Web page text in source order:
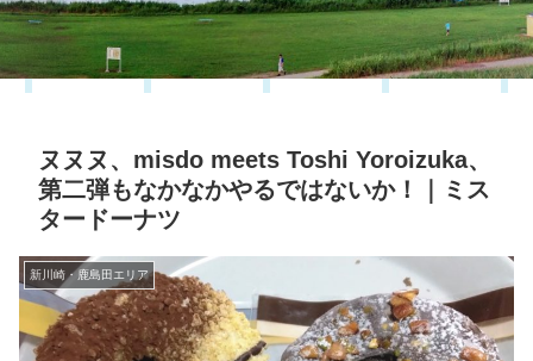
ヌヌヌ、misdo meets Toshi Yoroizuka、
第二弾もなかなかやるではないか！｜ミス
タードーナツ
新川崎・鹿島田エリア